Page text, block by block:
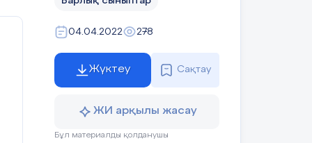
04.04.2022 278
Жүктеу Сақтау
ЖИ арқылы жасау
Бұл материалды қолданушы